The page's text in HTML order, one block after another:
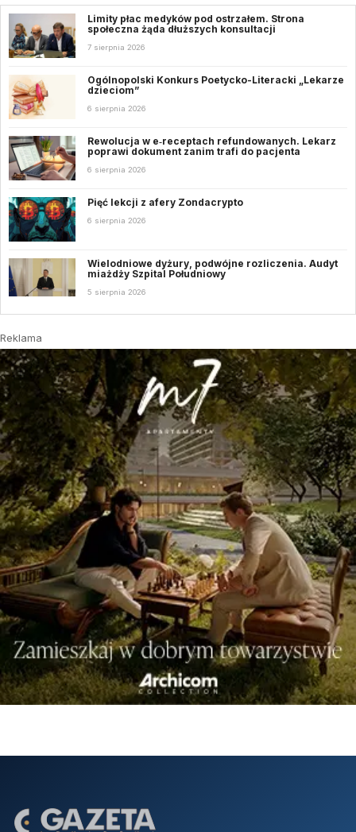
Limity płac medyków pod ostrzałem. Strona
społeczna żąda dłuższych konsultacji
7 sierpnia 2026
Ogólnopolski Konkurs Poetycko-Literacki „Lekarze
dzieciom”
6 sierpnia 2026
Rewolucja w e‑receptach refundowanych. Lekarz
poprawi dokument zanim trafi do pacjenta
6 sierpnia 2026
Pięć lekcji z afery Zondacrypto
6 sierpnia 2026
Wielodniowe dyżury, podwójne rozliczenia. Audyt
miażdży Szpital Południowy
5 sierpnia 2026
Reklama